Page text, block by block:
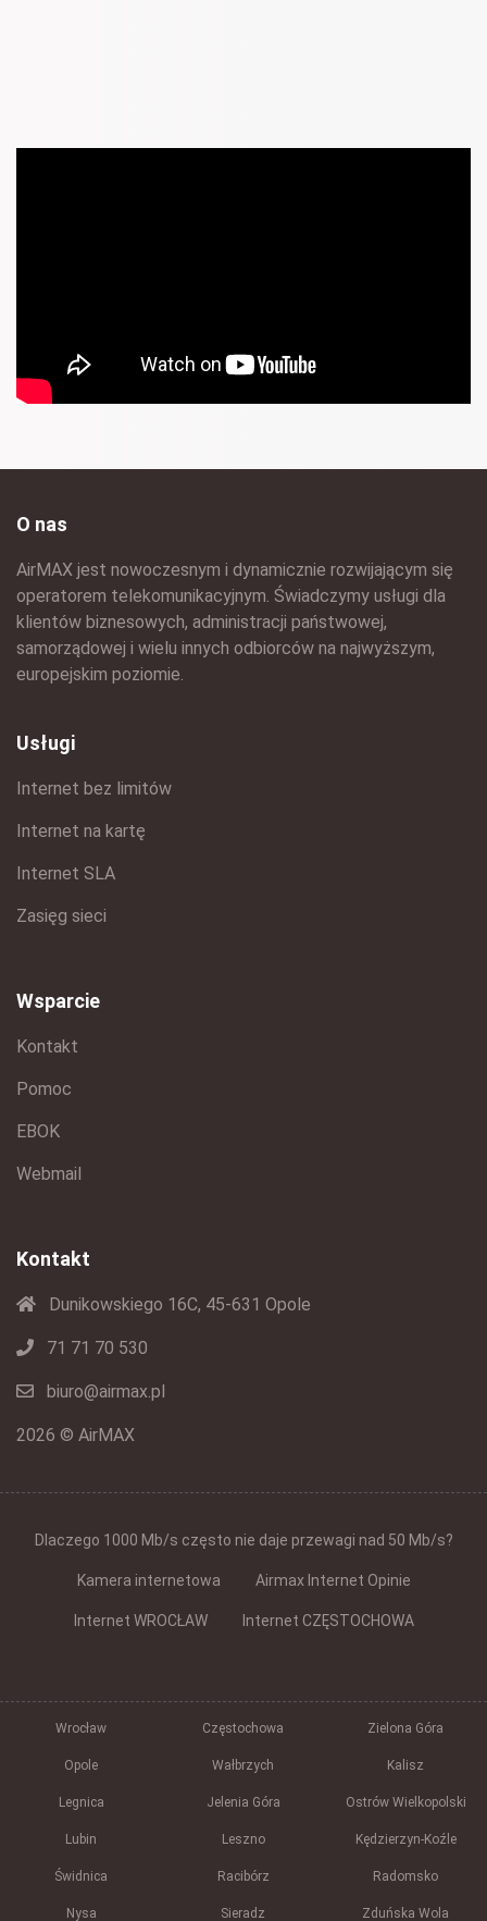
O nas
AirMAX jest nowoczesnym i dynamicznie rozwijającym się
operatorem telekomunikacyjnym. Świadczymy usługi dla
klientów biznesowych, administracji państwowej,
samorządowej i wielu innych odbiorców na najwyższym,
europejskim poziomie.
Usługi
Internet bez limitów
Internet na kartę
Internet SLA
Zasięg sieci
Wsparcie
Kontakt
Pomoc
EBOK
Webmail
Kontakt
Dunikowskiego 16C, 45-631 Opole
71 71 70 530
biuro@airmax.pl
2026 © AirMAX
Dlaczego 1000 Mb/s często nie daje przewagi nad 50 Mb/s?
Kamera internetowa Airmax Internet Opinie
Internet WROCŁAW Internet CZĘSTOCHOWA
Wrocław Częstochowa Zielona Góra
Opole Wałbrzych Kalisz
Legnica Jelenia Góra Ostrów Wielkopolski
Lubin Leszno Kędzierzyn-Koźle
Świdnica Racibórz Radomsko
Nysa Sieradz Zduńska Wola